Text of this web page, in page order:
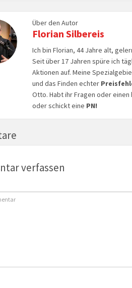
Über den Autor
Florian Silbereis
Ich bin Florian, 44 Jahre alt,
Seit über 17 Jahren spüre ich
Aktionen auf. Meine
und das Finden echter
Otto. Habt ihr Fragen oder
oder schickt eine PN!
verfassen